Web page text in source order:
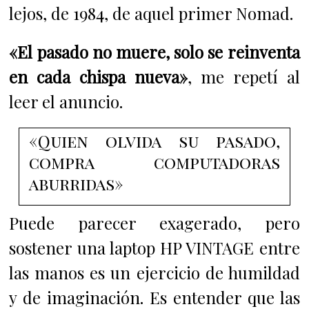
lejos, de 1984, de aquel primer Nomad.
«El pasado no muere, solo se reinventa
en cada chispa nueva», me repetí al
leer el anuncio.
«Quien olvida su pasado,
compra computadoras
aburridas»
Puede parecer exagerado, pero
sostener una laptop HP VINTAGE entre
las manos es un ejercicio de humildad
y de imaginación. Es entender que las